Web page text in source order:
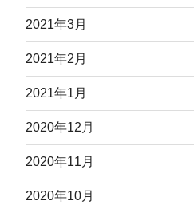
2021年3月
2021年2月
2021年1月
2020年12月
2020年11月
2020年10月